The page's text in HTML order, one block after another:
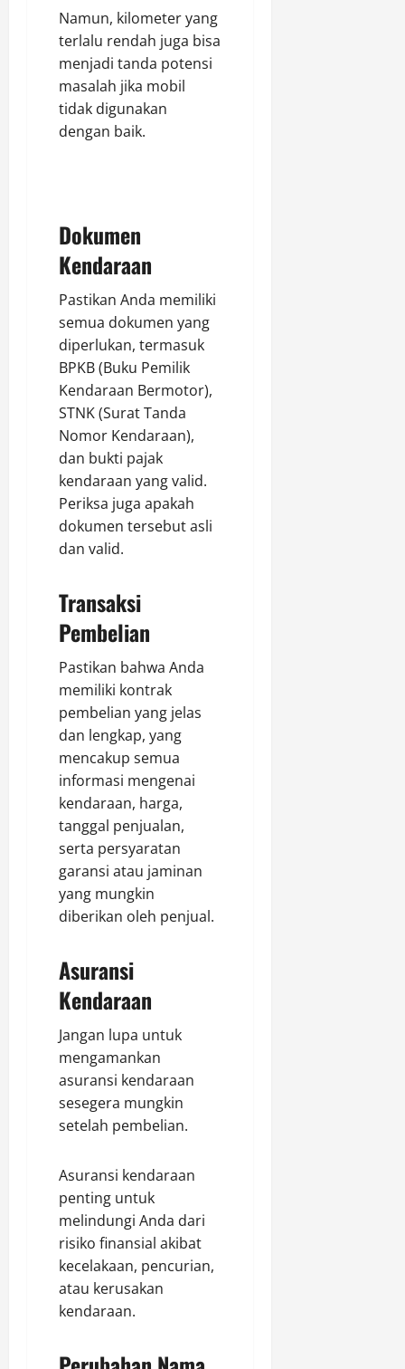
Namun, kilometer yang
terlalu rendah juga bisa
menjadi tanda potensi
masalah jika mobil
tidak digunakan
dengan baik.
Dokumen
Kendaraan
Pastikan Anda memiliki
semua dokumen yang
diperlukan, termasuk
BPKB (Buku Pemilik
Kendaraan Bermotor),
STNK (Surat Tanda
Nomor Kendaraan),
dan bukti pajak
kendaraan yang valid.
Periksa juga apakah
dokumen tersebut asli
dan valid.
Transaksi
Pembelian
Pastikan bahwa Anda
memiliki kontrak
pembelian yang jelas
dan lengkap, yang
mencakup semua
informasi mengenai
kendaraan, harga,
tanggal penjualan,
serta persyaratan
garansi atau jaminan
yang mungkin
diberikan oleh penjual.
Asuransi
Kendaraan
Jangan lupa untuk
mengamankan
asuransi kendaraan
sesegera mungkin
setelah pembelian.
Asuransi kendaraan
penting untuk
melindungi Anda dari
risiko finansial akibat
kecelakaan, pencurian,
atau kerusakan
kendaraan.